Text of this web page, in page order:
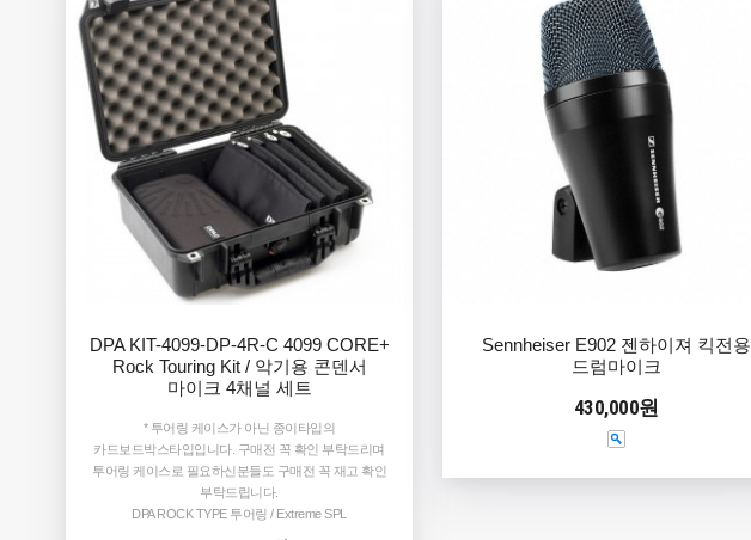
DPA KIT-4099-DP-4R-C 4099 CORE+
Rock Touring Kit / 악기용 콘덴서
마이크 4채널 세트
* 투어링 케이스가 아닌 종이타입의
카드보드박스타입입니다. 구매전 꼭 확인 부탁드리며
투어링 케이스로 필요하신분들도 구매전 꼭 재고 확인
부탁드립니다.
DPA ROCK TYPE 투어링 / Extreme SPL
Sennheiser E902 젠하이져 킥전용
드럼마이크
430,000원